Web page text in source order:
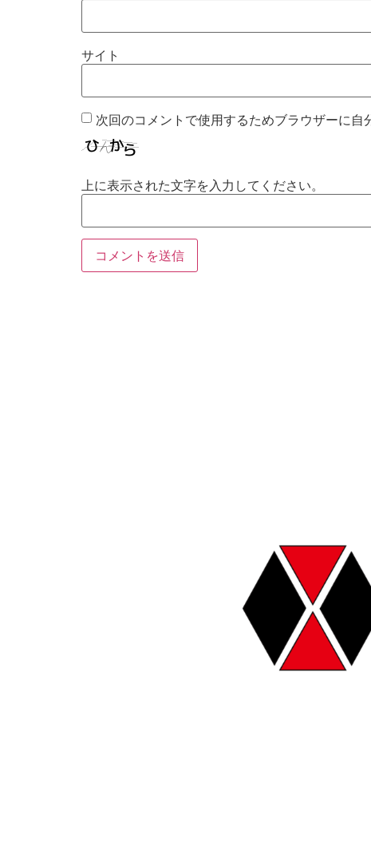
サイト
次回のコメントで使用するためブラウザーに自
上に表示された文字を入力してください。